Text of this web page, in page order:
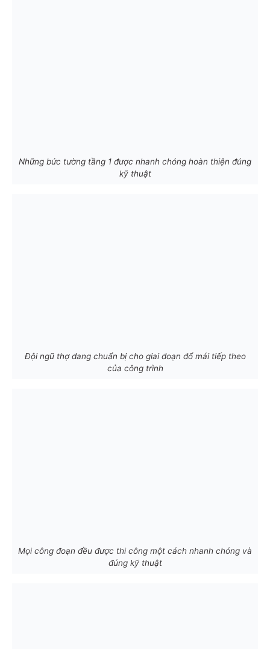
Những bức tường tầng 1 được nhanh chóng hoàn thiện đúng
kỹ thuật
Đội ngũ thợ đang chuẩn bị cho giai đoạn đổ mái tiếp theo
của công trình
Mọi công đoạn đều được thi công một cách nhanh chóng và
đúng kỹ thuật